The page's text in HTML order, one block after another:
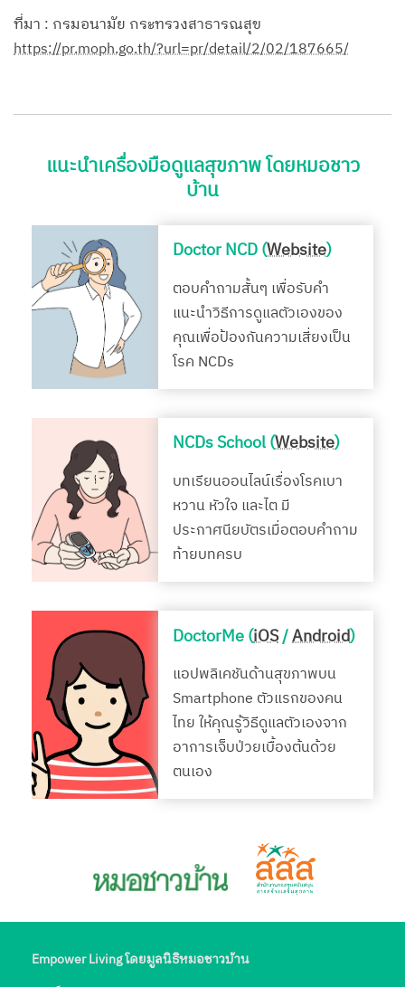
ที่มา : กรมอนามัย กระทรวงสาธารณสุข
https://pr.moph.go.th/?url=pr/detail/2/02/187665/
แนะนำเครื่องมือดูแลสุขภาพ โดยหมอชาว
บ้าน
Doctor NCD (Website)
ตอบคำถามสั้นๆ เพื่อรับคำ
แนะนำวิธีการดูแลตัวเองของ
คุณเพื่อป้องกันความเสี่ยงเป็น
โรค NCDs
NCDs School (Website)
บทเรียนออนไลน์เรื่องโรคเบา
หวาน หัวใจ และไต มี
ประกาศนียบัตรเมื่อตอบคำถาม
ท้ายบทครบ
DoctorMe (iOS/Android)
แอปพลิเคชันด้านสุขภาพบน
Smartphone ตัวแรกของคน
ไทย ให้คุณรู้วิธีดูแลตัวเองจาก
อาการเจ็บป่วยเบื้องต้นด้วย
ตนเอง
Empower Living โดยมูลนิธิหมอชาวบ้าน